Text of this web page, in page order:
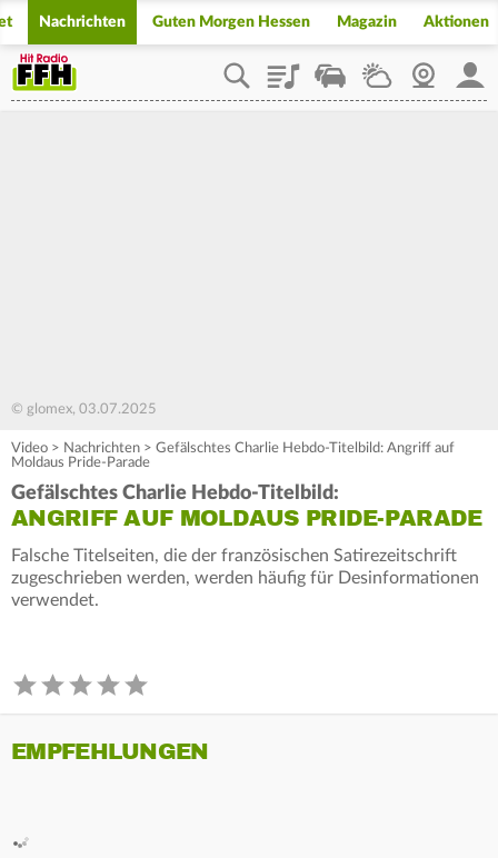
Nachrichten Guten Morgen Hessen Magazin Aktionen
PlaylistStaupilotWetterWebcam
© glomex, 03.07.2025
Video > Nachrichten > Gefälschtes Charlie Hebdo-Titelbild: Angriff auf
Moldaus Pride-Parade
Gefälschtes Charlie Hebdo-Titelbild:
ANGRIFF AUF MOLDAUS PRIDE-PARADE
Falsche Titelseiten, die der französischen Satirezeitschrift
zugeschrieben werden, werden häufig für Desinformationen
verwendet.
EMPFEHLUNGEN